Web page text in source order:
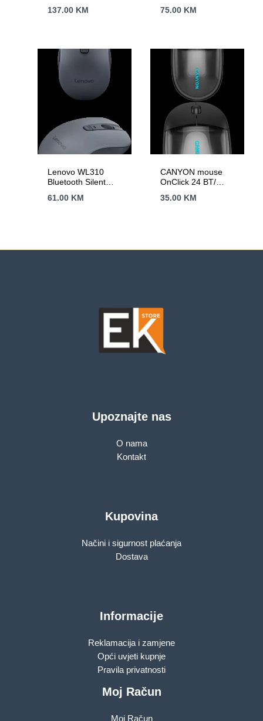
– HRV-SLV-SRB
137.00 KM
wireless
75.00 KM
Lenovo WL310
Bluetooth Silent
61.00 KM
CANYON mouse
OnClick 24 BT/
Transparent/Black
35.00 KM
Upoznajte nas
O nama
Kontakt
Kupovina
Načini i sigurnost plaćanja
Dostava
Informacije
Reklamacija i zamjene
Opći uvjeti kupnje
Pravila privatnosti
Moj Račun
Moj Račun